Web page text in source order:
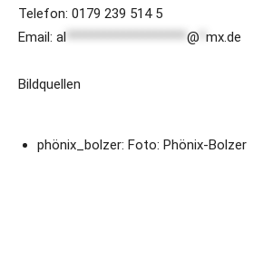
Telefon: 0179 239 514 5
Email: al ******************* @ mx.de
Bildquellen
phönix_bolzer: Foto: Phönix-Bolzer